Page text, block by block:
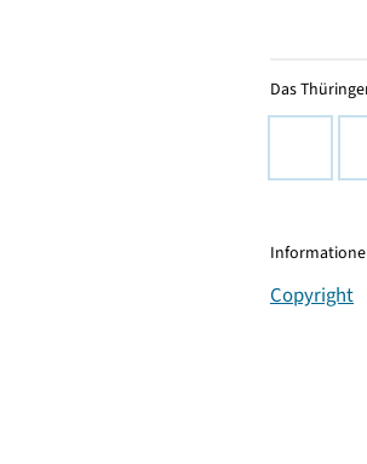
Das
Copyright